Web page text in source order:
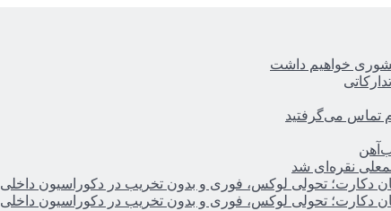
کشوری خواهیم داشت
تماس می‌گرفتید
نقره‌ای شد
دکارت؛ تحولی لوکس، فوری و بدون تخریب در دکوراسیون داخلی
دکارت؛ تحولی لوکس، فوری و بدون تخریب در دکوراسیون داخلی